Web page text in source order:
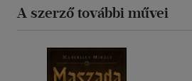
A szerző további művei